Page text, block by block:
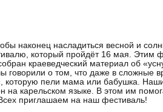
наконец насладиться весной и
который пройдёт 16 мая. Этим
краеведческий материал об
говорили о том, что даже в сложные
которую пели мама или бабушка.
на карельском языке. В этом им
приглашаем на наш фестиваль!